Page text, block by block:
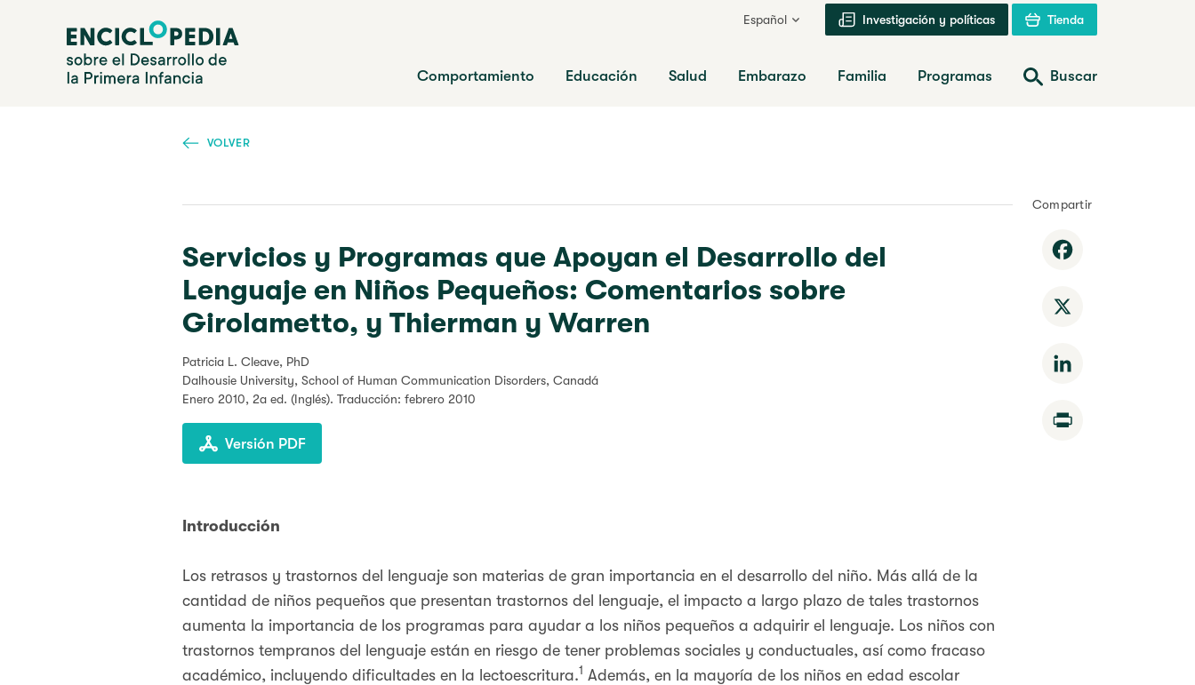
Enciclopedia sobre el Desarrollo de la Primera Infancia
Español Investigación y políticas Tienda
Comportamiento Educación Salud Embarazo Familia Programas Buscar
VOLVER
Servicios y Programas que Apoyan el Desarrollo del
Lenguaje en Niños Pequeños: Comentarios sobre
Girolametto, y Thierman y Warren
Patricia L. Cleave, PhD
Dalhousie University, School of Human Communication Disorders, Canadá
Enero 2010, 2a ed. (Inglés). Traducción: febrero 2010
Versión PDF
Introducción
Los retrasos y trastornos del lenguaje son materias de gran importancia en el desarrollo del niño. Más allá de la
cantidad de niños pequeños que presentan trastornos del lenguaje, el impacto a largo plazo de tales trastornos
aumenta la importancia de los programas para ayudar a los niños pequeños a adquirir el lenguaje. Los niños con
trastornos tempranos del lenguaje están en riesgo de tener problemas sociales y conductuales, así como fracaso
académico, incluyendo dificultades en la lectoescritura.1 Además, en la mayoría de los niños en edad escolar
Compartir
Facebook